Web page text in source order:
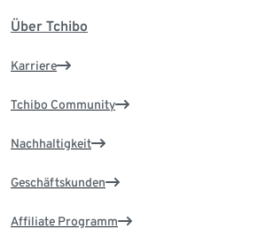
Über Tchibo
Karriere
Tchibo Community
Nachhaltigkeit
Geschäftskunden
Affiliate Programm